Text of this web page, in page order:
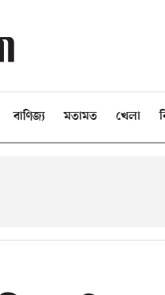
বাণিজ্য মতামত খেলা